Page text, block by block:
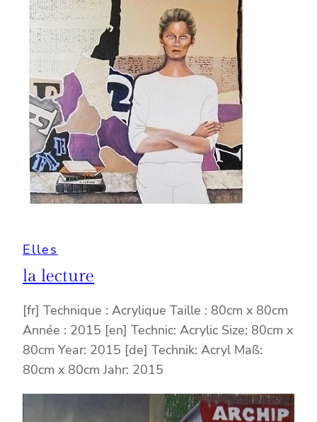
Elles
la lecture
[fr] Technique : Acrylique Taille : 80cm x 80cm
Année : 2015 [en] Technic: Acrylic Size: 80cm x
80cm Year: 2015 [de] Technik: Acryl Maß:
80cm x 80cm Jahr: 2015